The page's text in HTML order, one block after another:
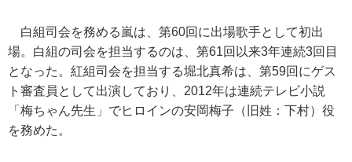
白組司会を務める嵐は、第60回に出場歌手として初出
場。白組の司会を担当するのは、第61回以来3年連続3回目
となった。紅組司会を担当する堀北真希は、第59回にゲス
ト審査員として出演しており、2012年は連続テレビ小説
「梅ちゃん先生」でヒロインの安岡梅子（旧姓：下村）役
を務めた。